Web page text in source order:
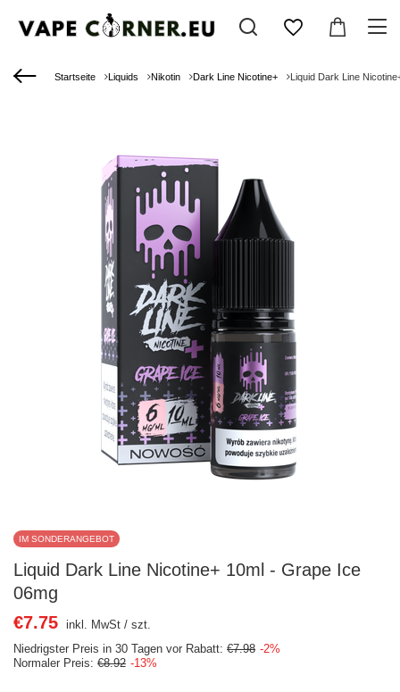
Startseite Liquids Nikotin Dark Line Nicotine+ Liquid Dark Line
IM SONDERANGEBOT
Liquid Dark Line Nicotine+ 10ml - Grape Ice
06mg
€7.75 inkl. MwSt / szt.
Niedrigster Preis in 30 Tagen vor Rabatt: €7.98 -2%
Normaler Preis: €8.92 -13%